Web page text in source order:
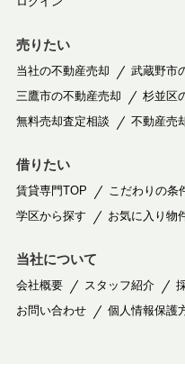
売りたい
当社の不動産売却
武蔵野市
三鷹市の不動産売却
杉並区
無料売却査定相談
不動産売
借りたい
賃貸専門TOP こだわりの条
学区から探す
お気に入り物
当社について
会社概要 スタッフ紹介
お問い合わせ
個人情報保護